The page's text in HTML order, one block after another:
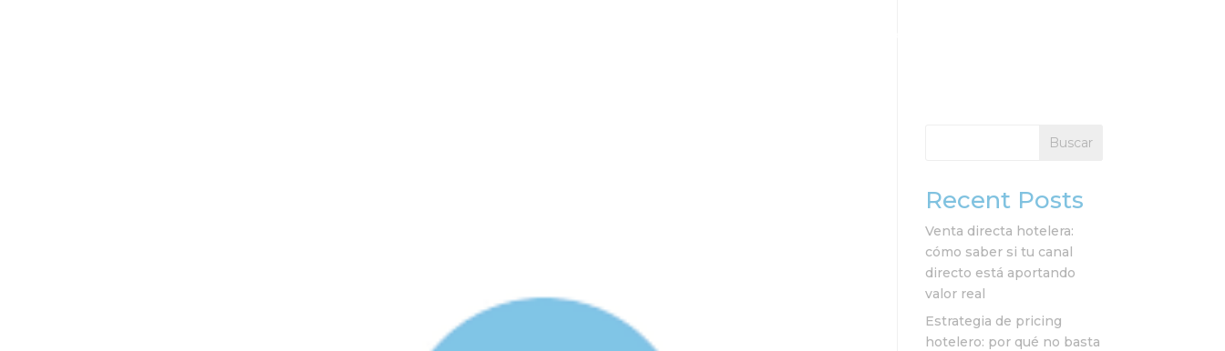
Buscar
Recent Posts
Venta directa hotelera:
cómo saber si tu canal
directo está aportando
valor real
Estrategia de pricing
hotelero: por qué no basta